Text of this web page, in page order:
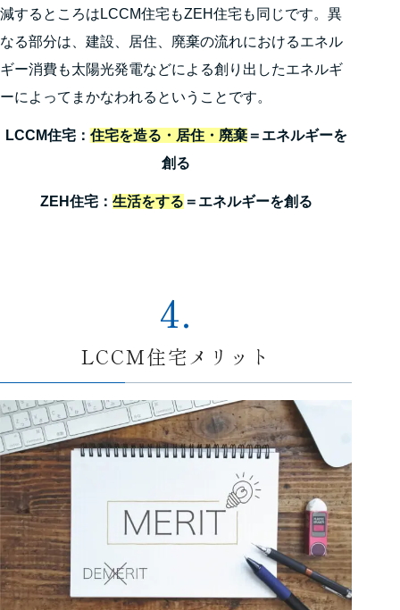
減するところはLCCM住宅もZEH住宅も同じです。異
なる部分は、建設、居住、廃棄の流れにおけるエネル
ギー消費も太陽光発電などによる創り出したエネルギ
ーによってまかなわれるということです。
LCCM住宅： 住宅を造る・居住・廃棄＝エネルギーを
創る
ZEH住宅： 生活をする ＝エネルギーを創る
4.
LCCM住宅メリット